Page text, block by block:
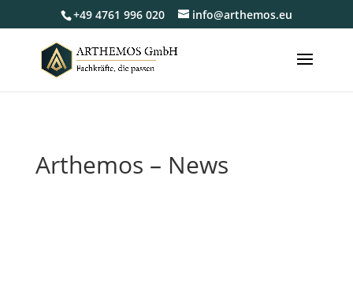
+49 4761 996 020 info@arthemos.eu
Arthemos – News